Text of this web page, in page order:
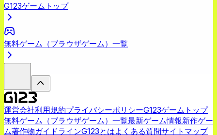
G123ゲームトップ
無料ゲーム（ブラウザゲーム）一覧
運営会社利用規約プライバシーポリシーG123ゲームトップ
無料ゲーム（ブラウザゲーム）一覧最新ゲーム情報新作ゲー
ム著作物ガイドラインG123とはよくある質問サイトマップ